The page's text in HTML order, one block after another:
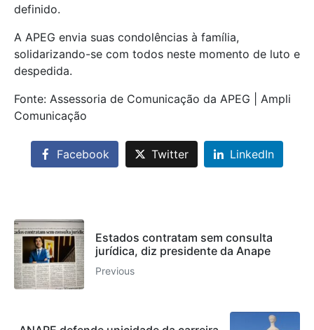
definido.
A APEG envia suas condolências à família,
solidarizando-se com todos neste momento de luto e
despedida.
Fonte: Assessoria de Comunicação da APEG | Ampli
Comunicação
Facebook Twitter LinkedIn
Estados contratam sem consulta
jurídica, diz presidente da Anape
Previous